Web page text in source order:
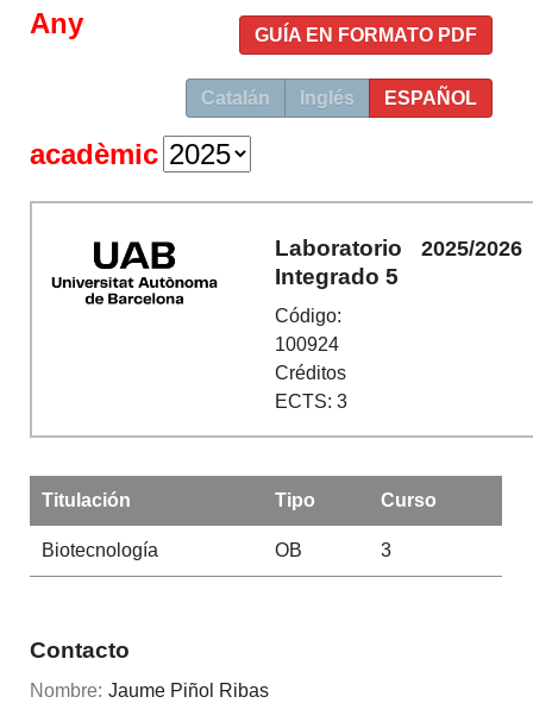
GUÍA EN FORMATO PDF
Catalán Inglés ESPAÑOL
Any
acadèmic
Laboratorio
Integrado 5
Código:
100924
Créditos
ECTS: 3
2025/2026
Titulación Tipo Curso
Biotecnología OB 3
Contacto
Nombre: Jaume Piñol Ribas